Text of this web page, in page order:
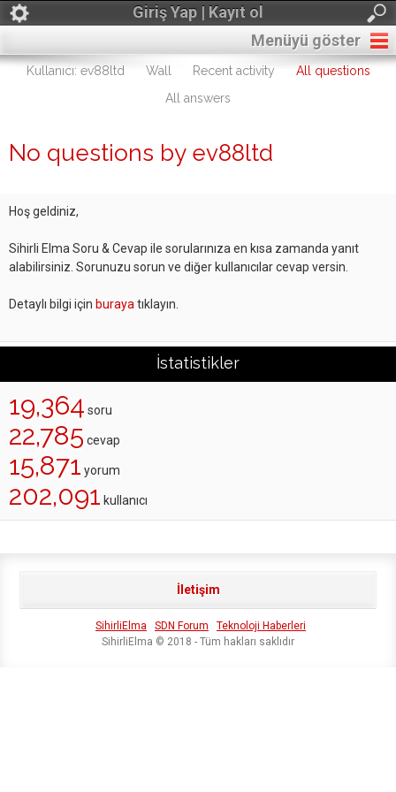
Giriş Yap | Kayıt ol
Menüyü göster
Kullanıcı: ev88ltd Wall Recent activity
All questions
All answers
No questions by ev88ltd
Hoş geldiniz,
Sihirli Elma Soru & Cevap ile sorularınıza en kısa zamanda yanıt
alabilirsiniz. Sorunuzu sorun ve diğer kullanıcılar cevap versin.
Detaylı bilgi için buraya tıklayın.
İstatistikler
19,364 soru
22,785 cevap
15,871 yorum
202,091 kullanıcı
İletişim
SihirliElma SDN Forum
Teknoloji Haberleri
SihirliElma © 2018 - Tüm hakları saklıdır